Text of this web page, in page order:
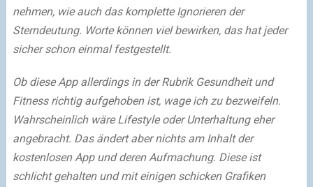
nehmen, wie auch das komplette Ignorieren der
Sterndeutung. Worte können viel bewirken, das hat jeder
sicher schon einmal festgestellt.
Ob diese App allerdings in der Rubrik Gesundheit und
Fitness richtig aufgehoben ist, wage ich zu bezweifeln.
Wahrscheinlich wäre Lifestyle oder Unterhaltung eher
angebracht. Das ändert aber nichts am Inhalt der
kostenlosen App und deren Aufmachung. Diese ist
schlicht gehalten und mit einigen schicken Grafiken